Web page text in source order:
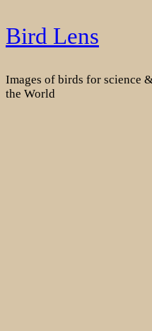
Skip
to
Bird Lens
Images of birds for science
the World